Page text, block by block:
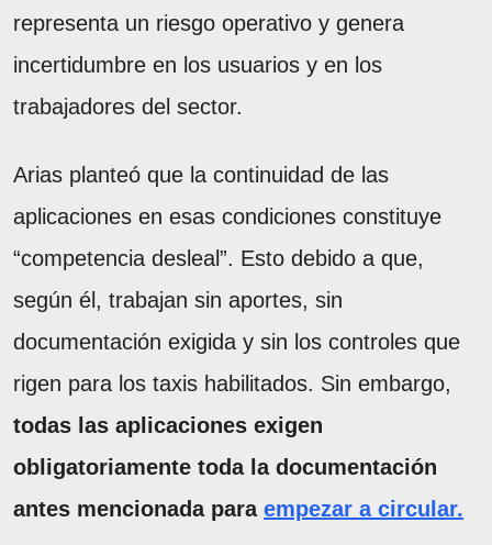
representa un riesgo operativo y genera
incertidumbre en los usuarios y en los
trabajadores del sector.
Arias planteó que la continuidad de las
aplicaciones en esas condiciones constituye
“competencia desleal”. Esto debido a que,
según él, trabajan sin aportes, sin
documentación exigida y sin los controles que
rigen para los taxis habilitados. Sin embargo,
todas las aplicaciones exigen
obligatoriamente toda la documentación
antes mencionada para empezar a circular.